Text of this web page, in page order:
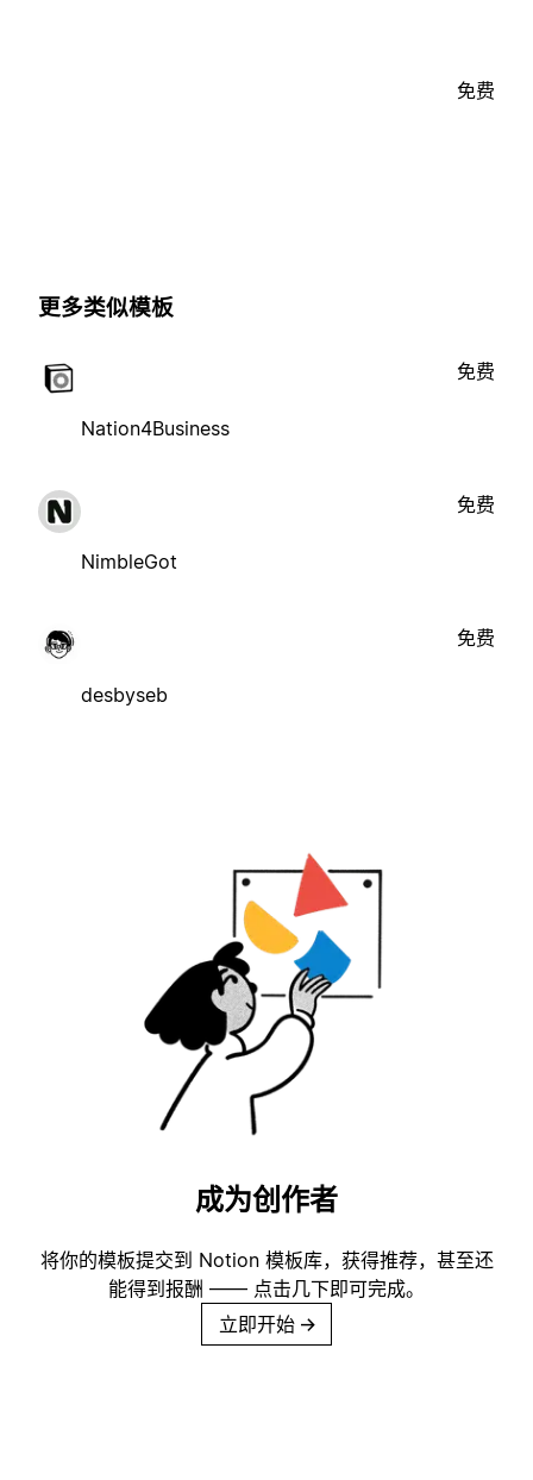
免费
更多类似模板
Nation4Business
免费
NimbleGot
免费
desbyseb
免费
成为创作者
将你的模板提交到 Notion 模板库，获得推荐，甚至还
能得到报酬 —— 点击几下即可完成。
立即开始 →